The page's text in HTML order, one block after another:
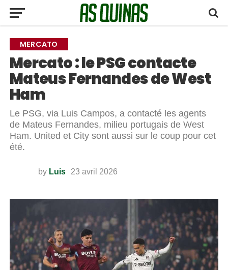
MERCATO
Mercato : le PSG contacte
Mateus Fernandes de West
Ham
Le PSG, via Luis Campos, a contacté les agents
de Mateus Fernandes, milieu portugais de West
Ham. United et City sont aussi sur le coup pour cet
été.
by Luis 23 avril 2026